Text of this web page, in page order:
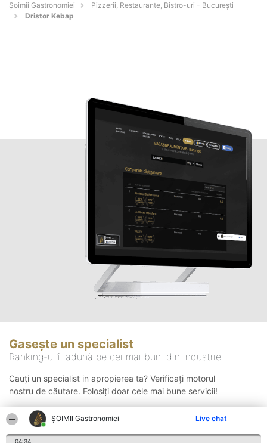
ȘOIMII Gastronomiei Live chat
04:34
Șoimii Gastronomiei
Pizzerii, Restaurante, Bistro-uri - Bucureşti
Dristor Kebap
Gasește un specialist
Ranking-ul îi adună pe cei mai buni din industrie
Cauți un specialist in apropierea ta? Verificați motorul
nostru de căutare. Folosiți doar cele mai bune servicii!